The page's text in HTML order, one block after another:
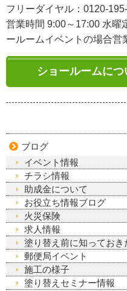
フリーダイヤル：0120-
営業時間 9:00～17:00 水
ールームイベントの場合営
ショールームに
ブログ
イベント情報
チラシ情報
助成金について
お役立ち情報ブログ
火災保険
求人情報
塗り替え前に知っておき
郵便局イベント
施工の様子
塗り替えセミナー情報